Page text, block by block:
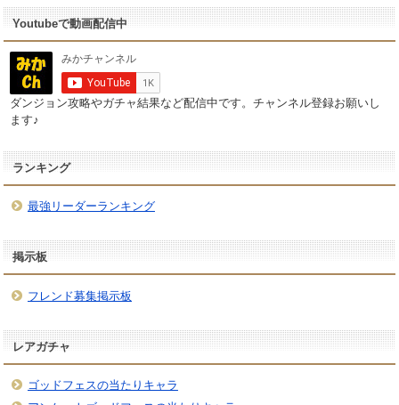
Youtubeで動画配信中
ダンジョン攻略やガチャ結果など配信中です。チャンネル登録お願いし
ます♪
ランキング
最強リーダーランキング
掲示板
フレンド募集掲示板
レアガチャ
ゴッドフェスの当たりキャラ